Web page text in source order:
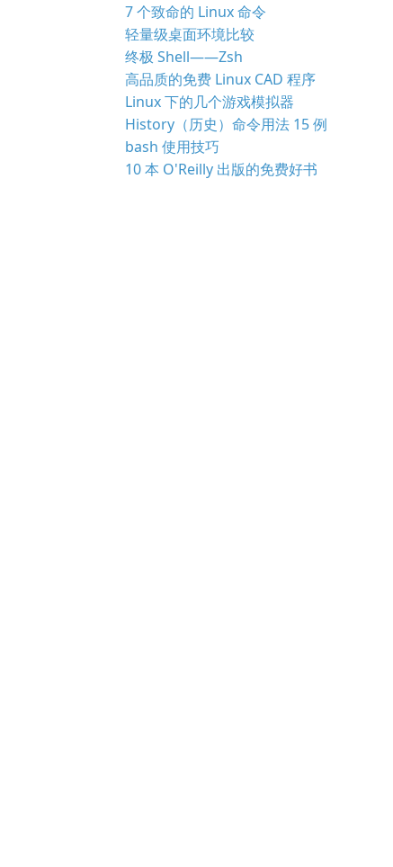
7 个致命的 Linux 命令
轻量级桌面环境比较
终极 Shell——Zsh
高品质的免费 Linux CAD 程序
Linux 下的几个游戏模拟器
History（历史）命令用法 15 例
bash 使用技巧
10 本 O'Reilly 出版的免费好书